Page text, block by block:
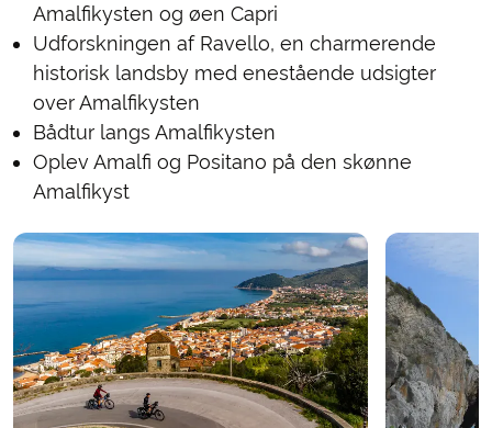
Amalfikysten og øen Capri
Udforskningen af Ravello, en charmerende
historisk landsby med enestående udsigter
over Amalfikysten
Bådtur langs Amalfikysten
Oplev Amalfi og Positano på den skønne
Amalfikyst